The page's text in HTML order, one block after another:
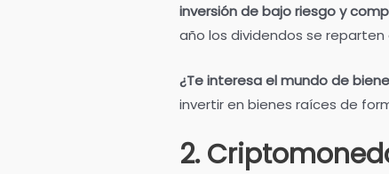
inversión de bajo riesgo y
año los dividendos se
¿Te interesa el mundo de
invertir en bienes raíces de
2.